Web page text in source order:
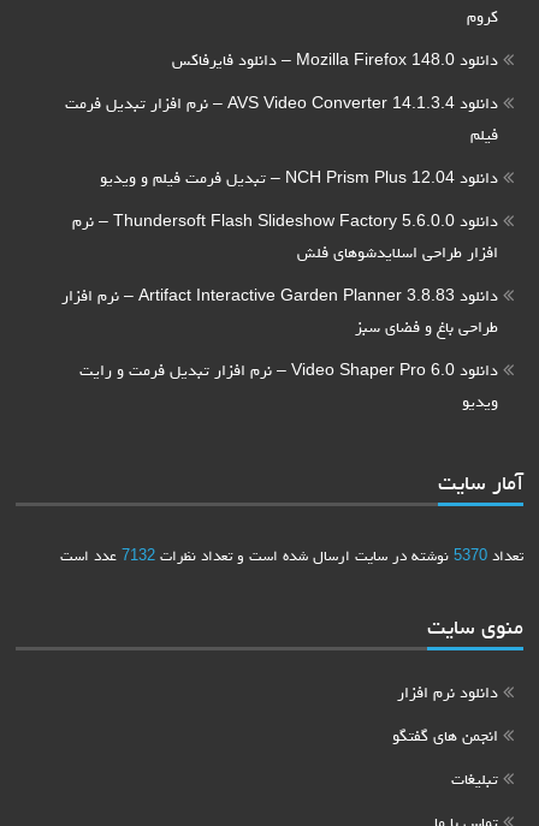
کروم
دانلود Mozilla Firefox 148.0 – دانلود فایرفاکس
دانلود AVS Video Converter 14.1.3.4 – نرم افزار تبدیل فرمت
فیلم
دانلود NCH Prism Plus 12.04 – تبدیل فرمت فیلم و ویدیو
دانلود Thundersoft Flash Slideshow Factory 5.6.0.0 – نرم
افزار طراحی اسلایدشوهای فلش
دانلود Artifact Interactive Garden Planner 3.8.83 – نرم افزار
طراحی باغ و فضای سبز
دانلود Video Shaper Pro 6.0 – نرم افزار تبدیل فرمت و رایت
ویدیو
آمار سایت
تعداد5370 نوشته در سایت ارسال شده است و تعداد نظرات7132 عدد است
منوی سایت
دانلود نرم افزار
انجمن های گفتگو
تبلیغات
تماس با ما